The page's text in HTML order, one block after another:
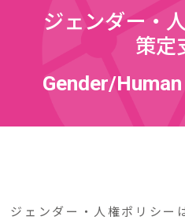
ジェンダー・
策定
Gender/
ジェンダー・人権ポリシー